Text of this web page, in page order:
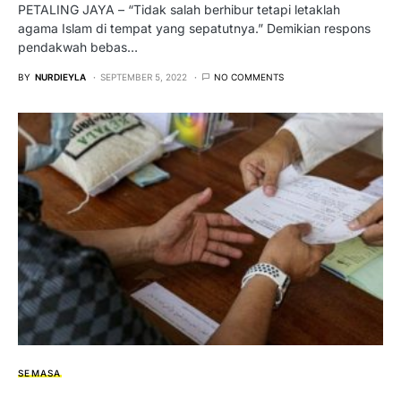
PETALING JAYA – “Tidak salah berhibur tetapi letaklah
agama Islam di tempat yang sepatutnya.” Demikian respons
pendakwah bebas…
BY NURDIEYLA SEPTEMBER 5, 2022 NO COMMENTS
SEMASA